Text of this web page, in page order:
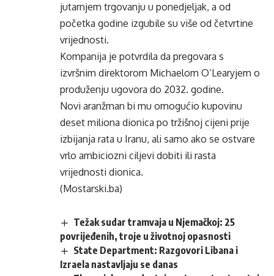
jutarnjem trgovanju u ponedjeljak, a od
početka godine izgubile su više od četvrtine
vrijednosti.
Kompanija je potvrdila da pregovara s
izvršnim direktorom Michaelom O’Learyjem o
produženju ugovora do 2032. godine.
Novi aranžman bi mu omogućio kupovinu
deset miliona dionica po tržišnoj cijeni prije
izbijanja rata u Iranu, ali samo ako se ostvare
vrlo ambiciozni ciljevi dobiti ili rasta
vrijednosti dionica.
(Mostarski.ba)
Težak sudar tramvaja u Njemačkoj: 25
povrijeđenih, troje u životnoj opasnosti
State Department: Razgovori Libana i
Izraela nastavljaju se danas